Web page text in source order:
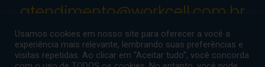
atendimento@workcell.com.br
© Copyright 2024
Usamos cookies em nosso site para oferecer a você a
experiência mais relevante, lembrando suas preferências e
visitas repetidas. Ao clicar em “Aceitar tudo”, você concorda